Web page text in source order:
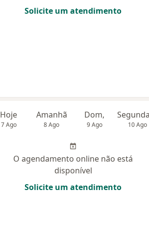
Solicite um atendimento
Hoje
7 Ago
Amanhã
8 Ago
Dom,
9 Ago 10 Ago
O agendamento online não está
disponível
Solicite um atendimento